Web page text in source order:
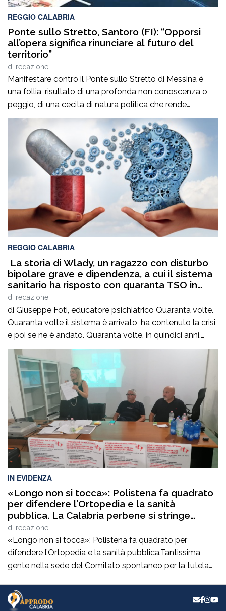
REGGIO CALABRIA
Ponte sullo Stretto, Santoro (FI): “Opporsi
all’opera significa rinunciare al futuro del
territorio”
di redazione
Manifestare contro il Ponte sullo Stretto di Messina è
una follia, risultato di una profonda non conoscenza o,
peggio, di una cecità di natura politica che rende
incapaci di comprendere il valore dell’Opera per il nostro
territorio e per la nostra Città in termini di crescita
occupazionale e rilancio dell’economia. Non è vuota
propaganda. A […]
REGGIO CALABRIA
La storia di Wlady, un ragazzo con disturbo
bipolare grave e dipendenza, a cui il sistema
sanitario ha risposto con quaranta TSO in
quindici anni
di redazione
di Giuseppe Foti, educatore psichiatrico Quaranta volte.
Quaranta volte il sistema è arrivato, ha contenuto la crisi,
e poi se ne è andato. Quaranta volte, in quindici anni,
senza mai costruire un percorso. Senza mai chiedersi
perché.Sua madre si chiama Sara. Suo figlio si chiama
Wlady.Wlady ha un disturbo bipolare grave e una
dipendenza che […]
IN EVIDENZA
«Longo non si tocca»: Polistena fa quadrato
per difendere l’Ortopedia e la sanità
pubblica. La Calabria perbene si stringe
intorno al comitato spontaneo per la tutela
della salute
di redazione
«Longo non si tocca»: Polistena fa quadrato per
difendere l’Ortopedia e la sanità pubblica.Tantissima
gente nella sede del Comitato spontaneo per la tutela
dell’Ortopedia di Polistena e, soprattutto, del direttore di
Approdo Luigi Longo, dopo l’avviso di garanzia da parte